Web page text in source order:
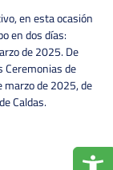
en esta ocasión
en dos días:
de 2025. De
Ceremonias de
marzo de 2025, de
Caldas.